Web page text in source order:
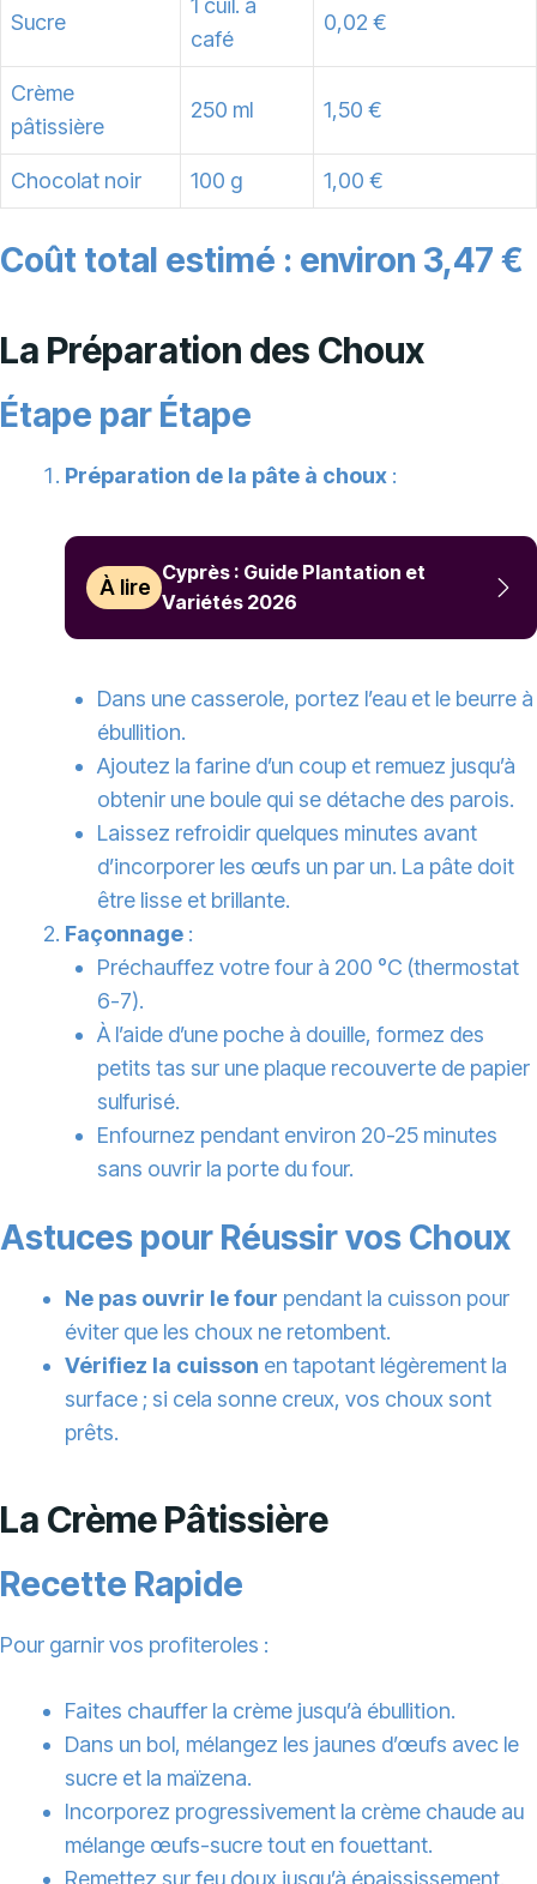
Sucre
1 cuil. à
café
0,02 €
Crème
pâtissière
250 ml 1,50 €
Chocolat noir 100 g 1,00 €
Coût total estimé : environ 3,47 €
La Préparation des Choux
Étape par Étape
Préparation de la pâte à choux :
À lire
Cyprès : Guide Plantation et
Variétés 2026
Dans une casserole, portez l’eau et le beurre à
ébullition.
Ajoutez la farine d’un coup et remuez jusqu’à
obtenir une boule qui se détache des parois.
Laissez refroidir quelques minutes avant
d’incorporer les œufs un par un. La pâte doit
être lisse et brillante.
Façonnage :
Préchauffez votre four à 200 °C (thermostat
6-7).
À l’aide d’une poche à douille, formez des
petits tas sur une plaque recouverte de papier
sulfurisé.
Enfournez pendant environ 20-25 minutes
sans ouvrir la porte du four.
Astuces pour Réussir vos Choux
Ne pas ouvrir le four pendant la cuisson pour
éviter que les choux ne retombent.
Vérifiez la cuisson en tapotant légèrement la
surface ; si cela sonne creux, vos choux sont
prêts.
La Crème Pâtissière
Recette Rapide
Pour garnir vos profiteroles :
Faites chauffer la crème jusqu’à ébullition.
Dans un bol, mélangez les jaunes d’œufs avec le
sucre et la maïzena.
Incorporez progressivement la crème chaude au
mélange œufs-sucre tout en fouettant.
Remettez sur feu doux jusqu’à épaississement.